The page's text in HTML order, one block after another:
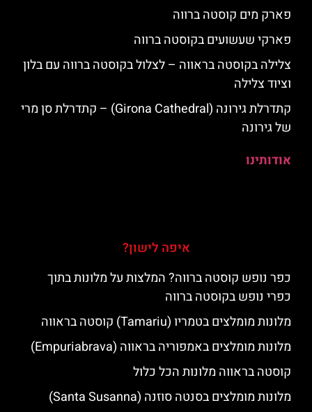
פארק מים קוסטה ברווה
פארקי שעשועים בקוסטה ברווה
צלילה בקוסטה בראווה – לצלול בקוסטה ברווה עם בלון
וציוד צלילה
קתדרלת גירונה (Girona Cathedral) – קתדרלת סן מרי
של גירונה
אודותינו
איפה לישון?
כפר נופש קוסטה ברווה? המלצות על מלונות בתוך
כפרי נופש בקוסטה ברווה
מלונות מומלצים בטמריו (Tamariu) קוסטה בראווה
מלונות מומלצים באמפוריה בראווה (Empuriabrava)
קוסטה בראווה מלונות הכל כלול
מלונות מומלצים בסנטה סוזנה (Santa Susanna)